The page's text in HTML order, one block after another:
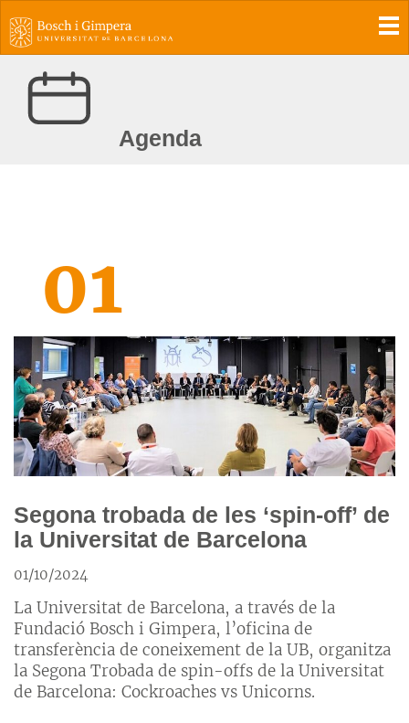
Agenda
01
Segona trobada de les ‘spin-off’ de
la Universitat de Barcelona
01/10/2024
La Universitat de Barcelona, a través de la
Fundació Bosch i Gimpera, l’oficina de
transferència de coneixement de la UB, organitza
la Segona Trobada de spin-offs de la Universitat
de Barcelona: Cockroaches vs Unicorns.